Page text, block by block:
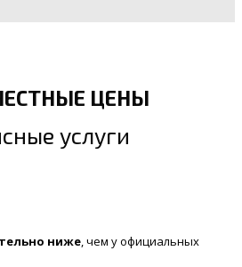
ЦЕНЫ
услуги
ниже , чем у официальных